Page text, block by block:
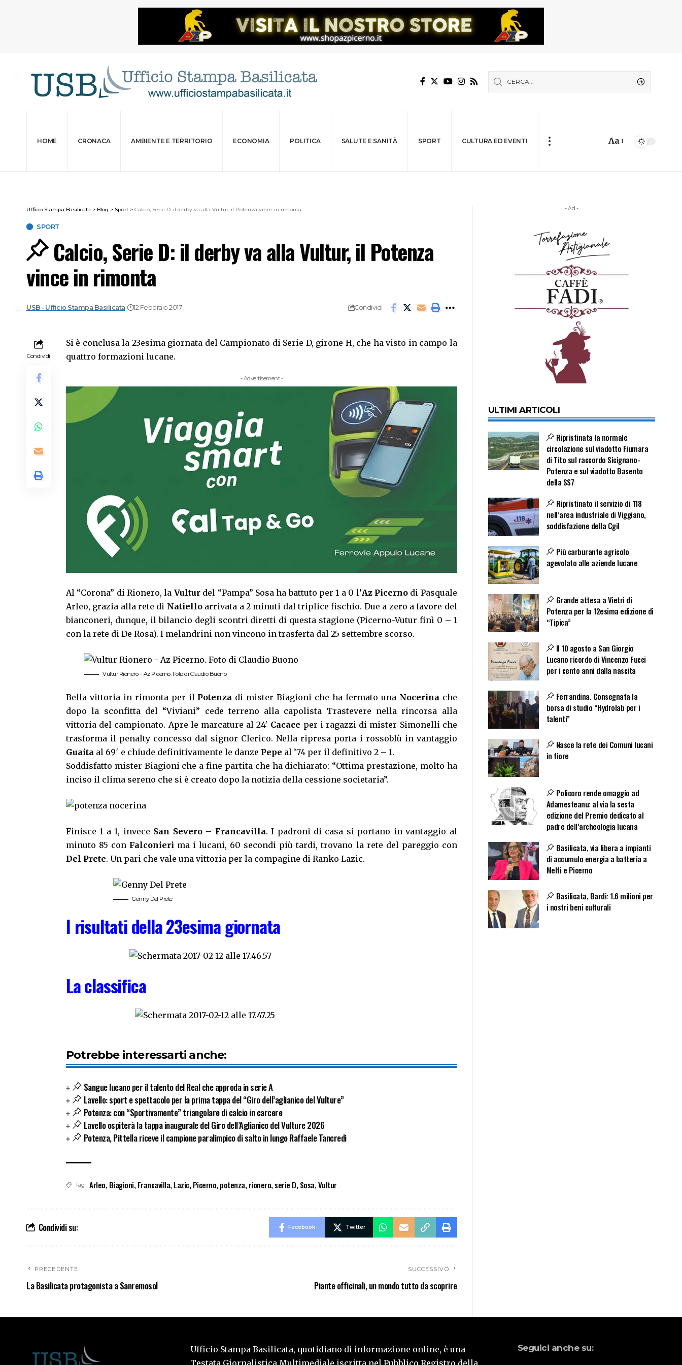
HOME CRONACA AMBIENTE E TERRITORIO ECONOMIA POLITICA SALUTE E SANITÀ SPORT CULTURA ED EVENTI Aa
Ufficio Stampa Basilicata > Blog > Sport > Calcio, Serie D: il derby va alla Vultur, il Potenza vince in rimonta
SPORT
Calcio, Serie D: il derby va alla Vultur, il Potenza
vince in rimonta
USB - Ufficio Stampa Basilicata 12 Febbraio 2017 Condividi
Condividi
Si è conclusa la 23esima giornata del Campionato di Serie D, girone H, che ha visto in campo la
quattro formazioni lucane.
- Advertisement -
Al “Corona” di Rionero, la Vulturdel “Pampa” Sosa ha battuto per 1 a 0 l’Az Picernodi Pasquale
Arleo, grazia alla rete di Natielloarrivata a 2 minuti dal triplice fischio. Due a zero a favore del
bianconeri, dunque, il bilancio degli scontri diretti di questa stagione (Picerno-Vutur finì 0 – 1
con la rete di De Rosa). I melandrini non vincono in trasferta dal 25 settembre scorso.
Vultur Rionero – Az Picerno. Foto di Claudio Buono
Bella vittoria in rimonta per il Potenza di mister Biagioni che ha fermato una Nocerinache
dopo la sconfitta del “Viviani” cede terreno alla capolista Trastevere nella rincorsa alla
vittoria del campionato. Apre le marcature al 24′ Cacace per i ragazzi di mister Simonelli che
trasforma il penalty concesso dal signor Clerico. Nella ripresa porta i rossoblù in vantaggio
Guaita al 69′ e chiude definitivamente le danze Pepe al ’74 per il definitivo 2 – 1.
Soddisfatto mister Biagioni che a fine partita che ha dichiarato: “Ottima prestazione, molto ha
inciso il clima sereno che si è creato dopo la notizia della cessione societaria”.
Finisce 1 a 1, invece San Severo– Francavilla. I padroni di casa si portano in vantaggio al
minuto 85 con Falconieri ma i lucani, 60 secondi più tardi, trovano la rete del pareggio con
Del Prete. Un pari che vale una vittoria per la compagine di Ranko Lazic.
Genny Del Prete
I risultati della 23esima giornata
La classifica
Potrebbe interessarti anche:
Sangue lucano per il talento del Real che approda in serie A
Lavello: sport e spettacolo per la prima tappa del “Giro dell’aglianico del Vulture”
Potenza: con “Sportivamente” triangolare di calcio in carcere
Lavello ospiterà la tappa inaugurale del Giro dell’Aglianico del Vulture 2026
Potenza, Pittella riceve il campione paralimpico di salto in lungo Raffaele Tancredi
Tag Arleo, Biagioni, Francavilla, Lazic, Picerno, potenza, rionero, serie D, Sosa,Vultur
Condividi su: Facebook Twitter
PRECEDENTE
La Basilicata protagonista a Sanremosol
SUCCESSIVO
Piante officinali, un mondo tutto da scoprire
- Ad -
ULTIMI ARTICOLI
Ripristinata la normale
circolazione sul viadotto Fiumara
di Tito sul raccordo Sicignano-
Potenza e sul viadotto Basento
della SS7
Ripristinato il servizio di 118
nell’area industriale di Viggiano,
soddisfazione della Cgil
Più carburante agricolo
agevolato alle aziende lucane
Grande attesa a Vietri di
Potenza per la 12esima edizione di
“Tipica”
Il 10 agosto a San Giorgio
Lucano ricordo di Vincenzo Fucci
per i cento anni dalla nascita
Ferrandina. Consegnata la
borsa di studio “Hydrolab per i
talenti”
Nasce la rete dei Comuni lucani
in fiore
Policoro rende omaggio ad
Adamesteanu: al via la sesta
edizione del Premio dedicato al
padre dell’archeologia lucana
Basilicata, via libera a impianti
di accumulo energia a batteria a
Melfi e Picerno
Basilicata, Bardi: 1.6 milioni per
i nostri beni culturali
Ufficio Stampa Basilicata, quotidiano di informazione online, è una
Seguici anche su: